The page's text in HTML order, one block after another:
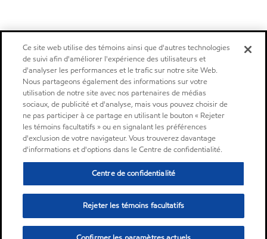
Ce site web utilise des témoins ainsi que d'autres technologies
de suivi afin d'améliorer l'expérience des utilisateurs et
d'analyser les performances et le trafic sur notre site Web.
Nous partageons également des informations sur votre
utilisation de notre site avec nos partenaires de médias
sociaux, de publicité et d'analyse, mais vous pouvez choisir de
ne pas participer à ce partage en utilisant le bouton « Rejeter
les témoins facultatifs » ou en signalant les préférences
d'exclusion de votre navigateur. Vous trouverez davantage
d'informations et d'options dans le Centre de confidentialité.
Centre de confidentialité
Rejeter les témoins facultatifs